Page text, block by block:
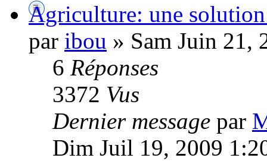
Agriculture: une solution
par ibou » Sam Juin 21,
6 Réponses
3372 Vus
Dernier message par
Dim Juil 19, 2009